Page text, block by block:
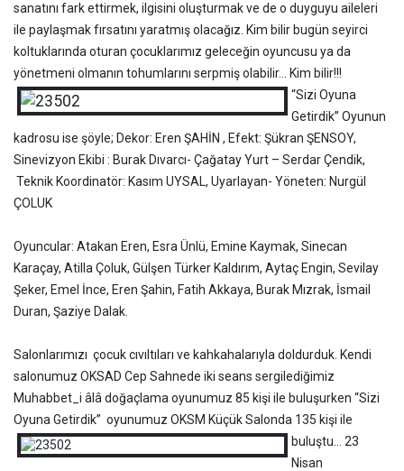
sanatını fark ettirmek, ilgisini oluşturmak ve de o duyguyu aileleri
ile paylaşmak fırsatını yaratmış olacağız. Kim bilir bugün seyirci
koltuklarında oturan çocuklarımız geleceğin oyuncusu ya da
yönetmeni olmanın tohumlarını serpmiş olabilir… Kim bilir!!!
“Sizi Oyuna
Getirdik” Oyunun
kadrosu ise şöyle; Dekor: Eren ŞAHİN , Efekt: Şükran ŞENSOY,
Sinevizyon Ekibi : Burak Dıvarcı- Çağatay Yurt – Serdar Çendik,
Teknik Koordinatör: Kasım UYSAL, Uyarlayan- Yöneten: Nurgül
ÇOLUK
Oyuncular: Atakan Eren, Esra Ünlü, Emine Kaymak, Sinecan
Karaçay, Atilla Çoluk, Gülşen Türker Kaldırım, Aytaç Engin, Sevilay
Şeker, Emel İnce, Eren Şahin, Fatih Akkaya, Burak Mızrak, İsmail
Duran, Şaziye Dalak.
Salonlarımızı çocuk cıvıltıları ve kahkahalarıyla doldurduk. Kendi
salonumuz OKSAD Cep Sahnede iki seans sergilediğimiz
Muhabbet_i âlâ doğaçlama oyunumuz 85 kişi ile buluşurken “Sizi
Oyuna Getirdik” oyunumuz OKSM Küçük Salonda 135 kişi ile
buluştu… 23
Nisan